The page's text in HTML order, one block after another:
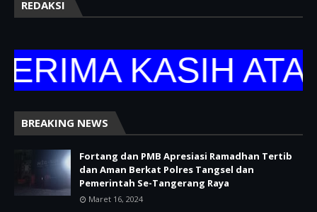
REDAKSI
KASIH ATAS
BREAKING NEWS
Fortang dan PMB Apresiasi Ramadhan Tertib
dan Aman Berkat Polres Tangsel dan
Pemerintah Se-Tangerang Raya
Maret 16, 2024